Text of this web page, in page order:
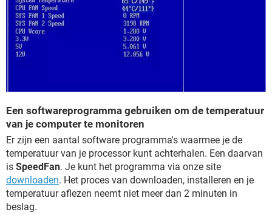
Een softwareprogramma gebruiken om de temperatuur
van je computer te monitoren
Er zijn een aantal software programma's waarmee je de
temperatuur van je processor kunt achterhalen. Een daarvan
is SpeedFan. Je kunt het programma via onze site
downloaden. Het proces van downloaden, installeren en je
temperatuur aflezen neemt niet meer dan 2 minuten in
beslag.